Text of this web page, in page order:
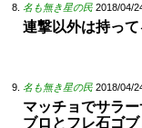
名も無き星の民 2018/04/
連撃以外は持っ
名も無き星の民 2018/04/
マッチョでサラ
ブロとフレ石ゴ